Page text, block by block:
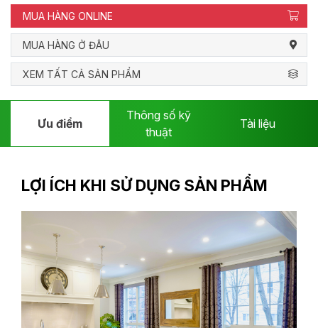
MUA HÀNG ONLINE
MUA HÀNG Ở ĐÂU
XEM TẤT CẢ SẢN PHẨM
Ưu điểm
Thông số kỹ
thuật
Tài liệu
LỢI ÍCH KHI SỬ DỤNG SẢN PHẨM